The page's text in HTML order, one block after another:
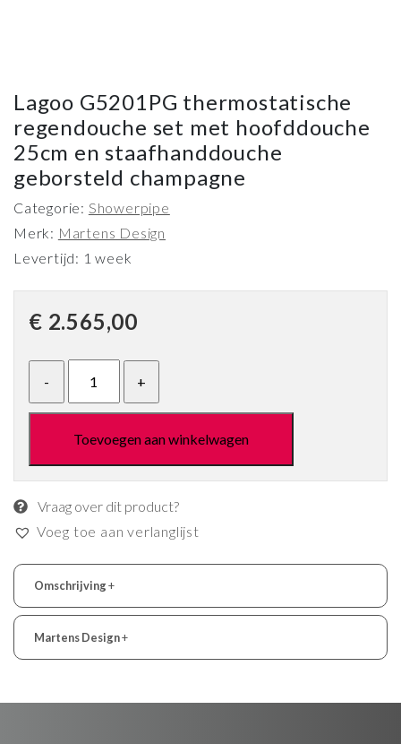
Lagoo G5201PG thermostatische
regendouche set met hoofddouche
25cm en staafhanddouche
geborsteld champagne
Categorie: Showerpipe
Merk: Martens Design
Levertijd: 1 week
€ 2.565,00
Toevoegen aan winkelwagen
Vraag over dit product?
Voeg toe aan verlanglijst
Omschrijving+
Martens Design+